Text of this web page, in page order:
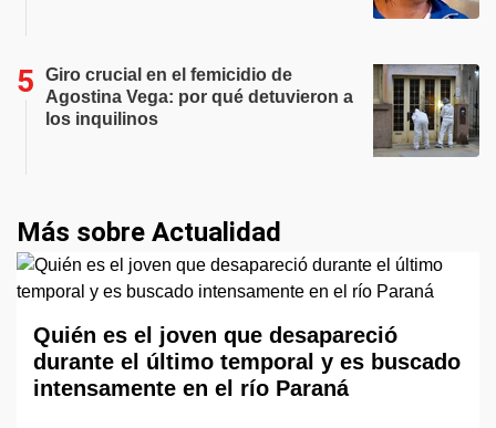
Giro crucial en el femicidio de
Agostina Vega: por qué detuvieron a
los inquilinos
Más sobre Actualidad
Quién es el joven que desapareció
durante el último temporal y es buscado
intensamente en el río Paraná